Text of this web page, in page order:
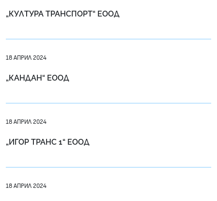
„КУЛТУРА ТРАНСПОРТ“ ЕООД
18 АПРИЛ 2024
„КАНДАН“ ЕООД
18 АПРИЛ 2024
„ИГОР ТРАНС 1“ ЕООД
18 АПРИЛ 2024